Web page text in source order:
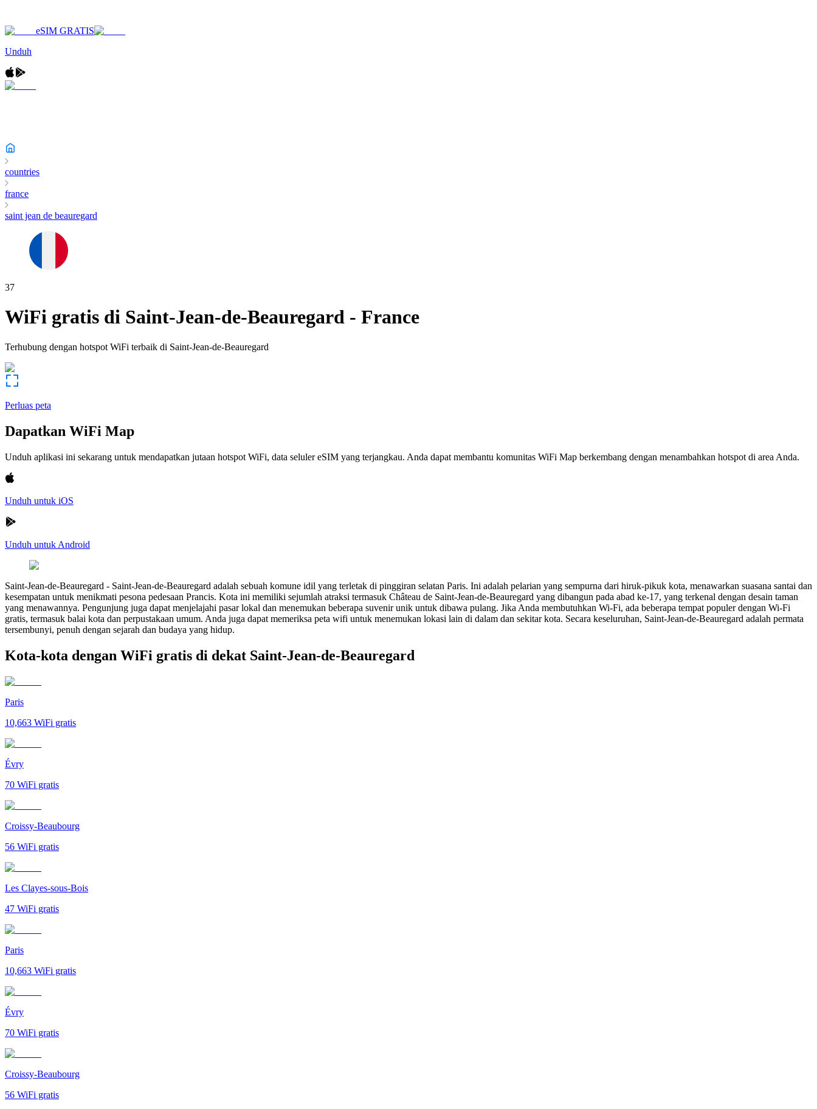
eSIM GRATIS
Unduh
countries
france
saint jean de beauregard
37
WiFi gratis di Saint-Jean-de-Beauregard - France
Terhubung dengan hotspot WiFi terbaik di Saint-Jean-de-Beauregard
Perluas peta
Dapatkan WiFi Map
Unduh aplikasi ini sekarang untuk mendapatkan jutaan hotspot WiFi, data seluler eSIM yang terjangkau. Anda dapat membantu komunitas WiFi Map berkembang dengan menambahkan hotspot di area Anda.
Unduh untuk iOS
Unduh untuk Android
Saint-Jean-de-Beauregard - Saint-Jean-de-Beauregard adalah sebuah komune idil yang terletak di pinggiran selatan Paris. Ini adalah pelarian yang sempurna dari hiruk-pikuk kota, menawarkan suasana santai dan
kesempatan untuk menikmati pesona pedesaan Prancis. Kota ini memiliki sejumlah atraksi termasuk Château de Saint-Jean-de-Beauregard yang dibangun pada abad ke-17, yang terkenal dengan desain taman
yang menawannya. Pengunjung juga dapat menjelajahi pasar lokal dan menemukan beberapa suvenir unik untuk dibawa pulang. Jika Anda membutuhkan Wi-Fi, ada beberapa tempat populer dengan Wi-Fi
gratis, termasuk balai kota dan perpustakaan umum. Anda juga dapat memeriksa peta wifi untuk menemukan lokasi lain di dalam dan sekitar kota. Secara keseluruhan, Saint-Jean-de-Beauregard adalah permata
tersembunyi, penuh dengan sejarah dan budaya yang hidup.
Kota-kota dengan WiFi gratis di dekat Saint-Jean-de-Beauregard
Paris
10,663 WiFi gratis
Évry
70 WiFi gratis
Croissy-Beaubourg
56 WiFi gratis
Les Clayes-sous-Bois
47 WiFi gratis
Paris
10,663 WiFi gratis
Évry
70 WiFi gratis
Croissy-Beaubourg
56 WiFi gratis